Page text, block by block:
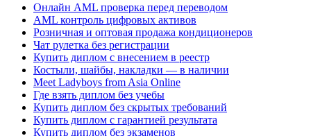
Онлайн AML проверка перед переводом
AML контроль цифровых активов
Розничная и оптовая продажа кондиционеров
Чат рулетка без регистрации
Купить диплом с внесением в реестр
Костыли, шайбы, накладки — в наличии
Meet Ladyboys from Asia Online
Где взять диплом без учебы
Купить диплом без скрытых требований
Купить диплом с гарантией результата
Купить диплом без экзаменов